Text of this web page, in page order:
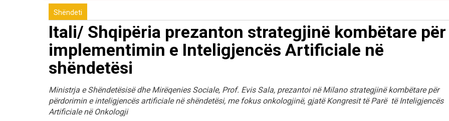
Shëndeti
Itali/ Shqipëria prezanton strategjinë kombëtare për
implementimin e Inteligjencës Artificiale në
shëndetësi
Ministrja e Shëndetësisë dhe Mirëqenies Sociale, Prof. Evis Sala, prezantoi në Milano strategjinë kombëtare për
përdorimin e inteligjencës artificiale në shëndetësi, me fokus onkologjinë, gjatë Kongresit të Parë të Inteligjencës
Artificiale në Onkologji